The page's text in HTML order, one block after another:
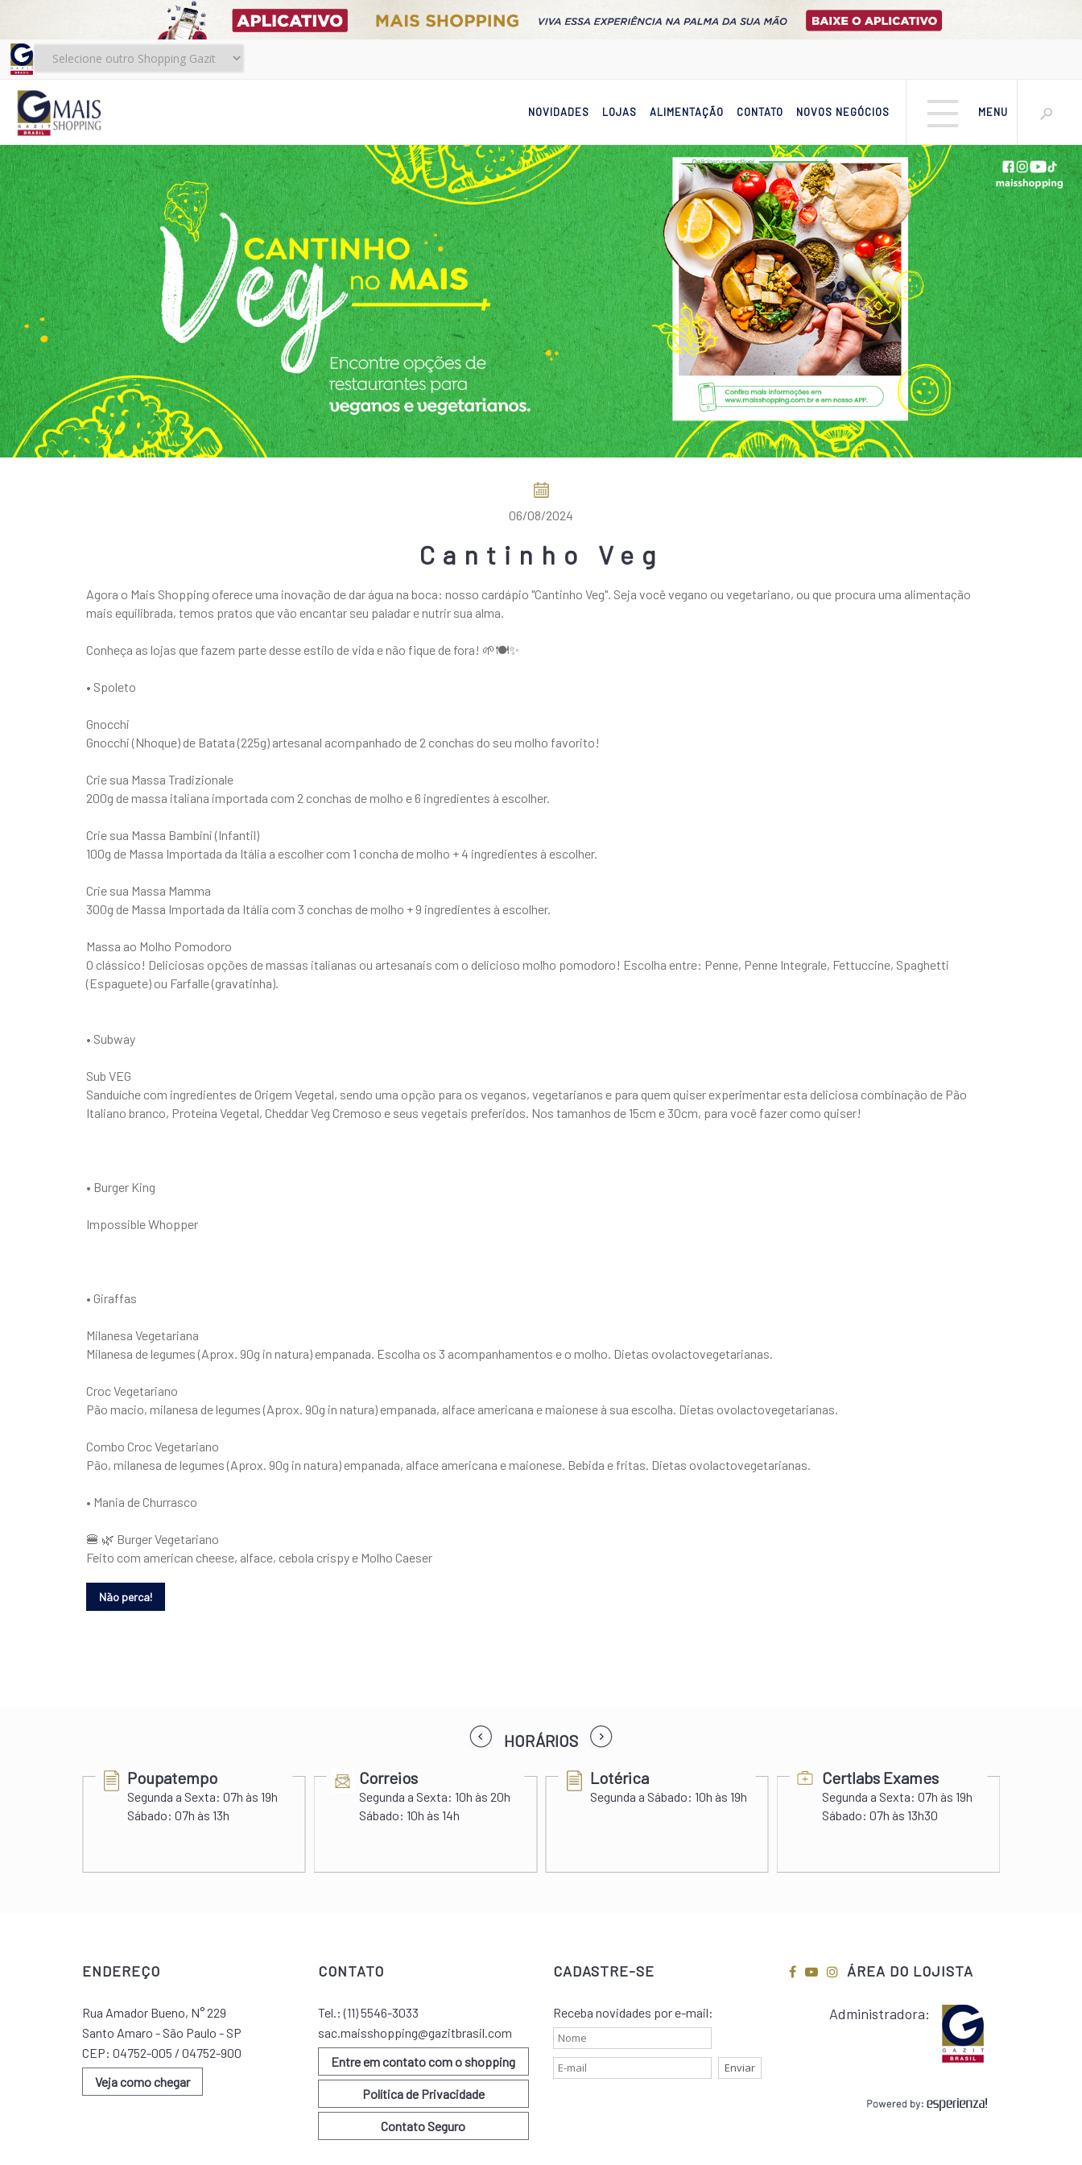
NOVIDADES LOJAS ALIMENTAÇÃO CONTATO NOVOS NEGÓCIOS MENU
06/08/2024
Cantinho Veg
Agora o Mais Shopping oferece uma inovação de dar água na boca: nosso cardápio "Cantinho Veg". Seja você vegano ou vegetariano, ou que procura uma alimentação
mais equilibrada, temos pratos que vão encantar seu paladar e nutrir sua alma.
Conheça as lojas que fazem parte desse estilo de vida e não fique de fora! 🌱🍽️✨
• Spoleto
Gnocchi
Gnocchi (Nhoque) de Batata (225g) artesanal acompanhado de 2 conchas do seu molho favorito!
Crie sua Massa Tradizionale
200g de massa italiana importada com 2 conchas de molho e 6 ingredientes à escolher.
Crie sua Massa Bambini (Infantil)
100g de Massa Importada da Itália a escolher com 1 concha de molho + 4 ingredientes à escolher.
Crie sua Massa Mamma
300g de Massa Importada da Itália com 3 conchas de molho + 9 ingredientes à escolher.
Massa ao Molho Pomodoro
O clássico! Deliciosas opções de massas italianas ou artesanais com o delicioso molho pomodoro! Escolha entre: Penne, Penne Integrale, Fettuccine, Spaghetti
(Espaguete) ou Farfalle (gravatinha).
• Subway
Sub VEG
Sanduíche com ingredientes de Origem Vegetal, sendo uma opção para os veganos, vegetarianos e para quem quiser experimentar esta deliciosa combinação de Pão
Italiano branco, Proteína Vegetal, Cheddar Veg Cremoso e seus vegetais preferidos. Nos tamanhos de 15cm e 30cm, para você fazer como quiser!
• Burger King
Impossible Whopper
• Giraffas
Milanesa Vegetariana
Milanesa de legumes (Aprox. 90g in natura) empanada. Escolha os 3 acompanhamentos e o molho. Dietas ovolactovegetarianas.
Croc Vegetariano
Pão macio, milanesa de legumes (Aprox. 90g in natura) empanada, alface americana e maionese à sua escolha. Dietas ovolactovegetarianas.
Combo Croc Vegetariano
Pão, milanesa de legumes (Aprox. 90g in natura) empanada, alface americana e maionese. Bebida e fritas. Dietas ovolactovegetarianas.
• Mania de Churrasco
🍔 🌿 Burger Vegetariano
Feito com american cheese, alface, cebola crispy e Molho Caeser
HORÁRIOS
Poupatempo
Segunda a Sexta: 07h às 19h
Sábado: 07h às 13h
Correios
Segunda a Sexta: 10h às 20h
Sábado: 10h às 14h
Lotérica
Segunda a Sábado: 10h às 19h
Certlabs Exames
Segunda a Sexta: 07h às 19h
Sábado: 07h às 13h30
prev
ENDEREÇO
Rua Amador Bueno, N° 229
Santo Amaro - São Paulo - SP
CEP: 04752-005 / 04752-900
Veja como chegar
CONTATO
Tel.:(11) 5546-3033
sac.maisshopping@gazitbrasil.com
Entre em contato com o shopping
Política de Privacidade
Contato Seguro
CADASTRE-SE
Receba novidades por e-mail:
ÁREA DO LOJISTA
Administradora: